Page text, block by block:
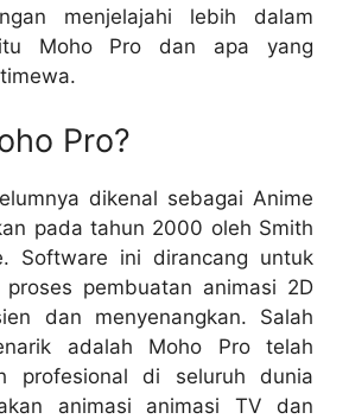
menjelajahi lebih dalam
Moho Pro dan apa yang
Pro?
dikenal sebagai Anime
pada tahun 2000 oleh Smith
Software ini dirancang untuk
proses pembuatan animasi 2D
dan menyenangkan. Salah
adalah Moho Pro telah
profesional di seluruh dunia
animasi animasi TV dan